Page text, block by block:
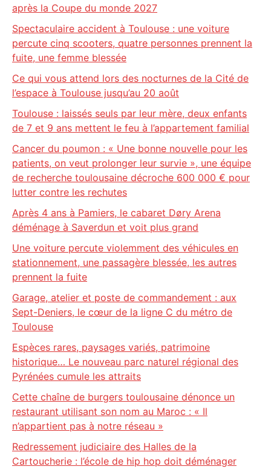
après la Coupe du monde 2027
Spectaculaire accident à Toulouse : une voiture
percute cinq scooters, quatre personnes prennent la
fuite, une femme blessée
Ce qui vous attend lors des nocturnes de la Cité de
l’espace à Toulouse jusqu’au 20 août
Toulouse : laissés seuls par leur mère, deux enfants
de 7 et 9 ans mettent le feu à l’appartement familial
Cancer du poumon : « Une bonne nouvelle pour les
patients, on veut prolonger leur survie », une équipe
de recherche toulousaine décroche 600 000 € pour
lutter contre les rechutes
Après 4 ans à Pamiers, le cabaret Døry Arena
déménage à Saverdun et voit plus grand
Une voiture percute violemment des véhicules en
stationnement, une passagère blessée, les autres
prennent la fuite
Garage, atelier et poste de commandement : aux
Sept-Deniers, le cœur de la ligne C du métro de
Toulouse
Espèces rares, paysages variés, patrimoine
historique… Le nouveau parc naturel régional des
Pyrénées cumule les attraits
Cette chaîne de burgers toulousaine dénonce un
restaurant utilisant son nom au Maroc : « Il
n’appartient pas à notre réseau »
Redressement judiciaire des Halles de la
Cartoucherie : l’école de hip hop doit déménager